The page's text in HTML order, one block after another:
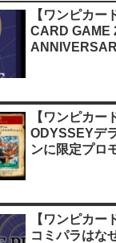
【ワンピカー
CARD GAME
【ワンピカー
ODYSSEYデ
ンに限定プロ
【ワンピカー
コミパラはな